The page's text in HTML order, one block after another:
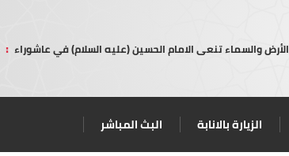
الأرض والسماء تنعى الامام الحسين (عليه السلام) في عاشوراء :
الزيارة بالانابة البث المباشر